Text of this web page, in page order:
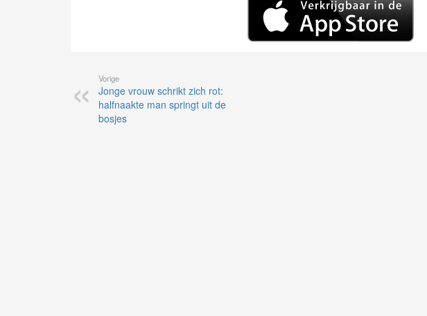
Vorige
Jonge vrouw schrikt zich rot:
halfnaakte man springt uit de
bosjes